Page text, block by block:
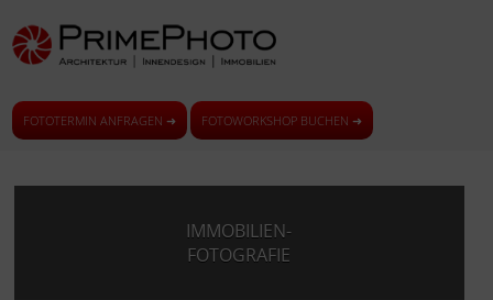
FOTOTERMIN ANFRAGEN ➜ FOTOWORKSHOP BUCHEN ➜
IMMOBILIEN-
FOTOGRAFIE